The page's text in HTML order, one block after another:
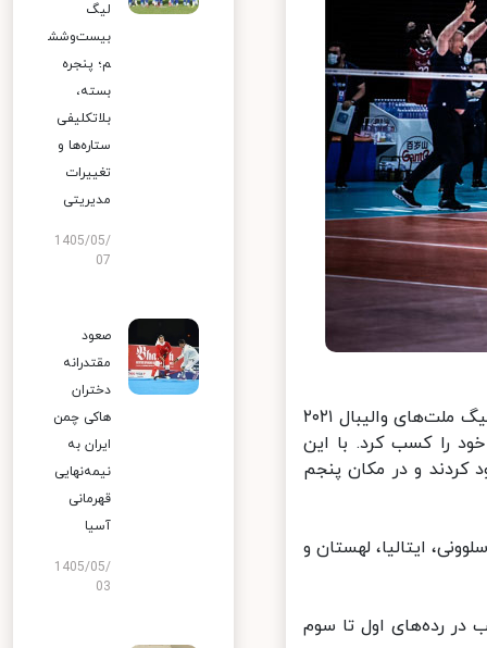
ایرنا: تیم ملی والیبال ایران دیشب (چهارشنبه) در هفتمین مسابقه خود در لیگ ملت‌های والیبال ۲۰۲۱
را کسب کرد. با این
پله در جدول صعود کردند و در مکان پنجم
ایتالیا، لهستان و
هستند به ترتیب در رده‌های اول تا سوم
لیگ
بیست‌وشش
م؛ پنجره
بسته،
بلاتکلیفی
ستاره‌ها و
تغییرات
مدیریتی
1405/05/
07
صعود
مقتدرانه
دختران
هاکی چمن
ایران به
نیمه‌نهایی
قهرمانی
آسیا
1405/05/
03